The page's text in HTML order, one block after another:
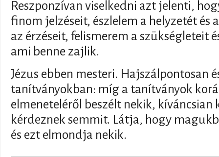
Reszponzívan viselkedni azt jelenti,
finom jelzéseit, észlelem a helyzetét és
az érzéseit, felismerem a szükségleteit
ami benne zajlik.
Jézus ebben mesteri. Hajszálpontosan
tanítványokban: míg a tanítványok
elmeneteléről beszélt nekik, kíváncsian
kérdeznek semmit. Látja, hogy
és ezt elmondja nekik.